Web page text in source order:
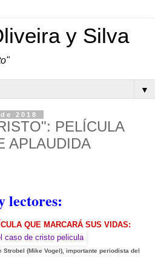
y Silva
▼
2018
PELÍCULA
APLAUDIDA
lectores:
QUE MARCARÁ SUS VIDAS:
(Mike Vogel), importante periodista del